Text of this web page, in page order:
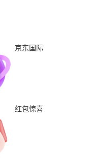
京东国际
红包惊喜